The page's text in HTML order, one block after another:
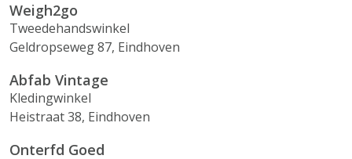
Weigh2go
Tweedehandswinkel
Geldropseweg 87, Eindhoven
Abfab Vintage
Kledingwinkel
Heistraat 38, Eindhoven
Onterfd Goed